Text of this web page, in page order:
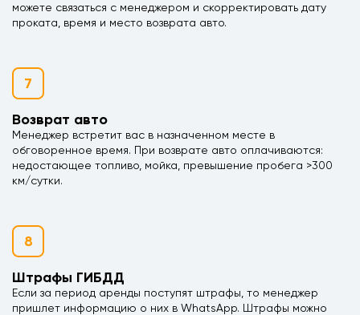
можете связаться с менеджером и скорректировать дату
проката, время и место возврата авто.
7
Возврат авто
Менеджер встретит вас в назначенном месте в
обговоренное время. При возврате авто оплачиваются:
недостающее топливо, мойка, превышение пробега >300
км/сутки.
8
Штрафы ГИБДД
Если за период аренды поступят штрафы, то менеджер
пришлет информацию о них в WhatsApp. Штрафы можно